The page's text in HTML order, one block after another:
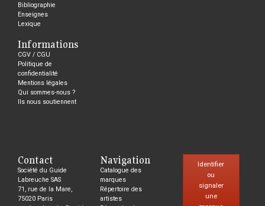
Bibliographie
Enseignes
Lexique
Informations
CGV / CGU
Politique de
confidentialité
Mentions légales
Qui sommes-nous ?
Ils nous soutiennent
Contact
Société du Guide
Labreuche SAS
71, rue de la Mare,
75020 Paris
Navigation
Catalogue des
marques
Répertoire des
artistes
Identifier
ou
signaler
une